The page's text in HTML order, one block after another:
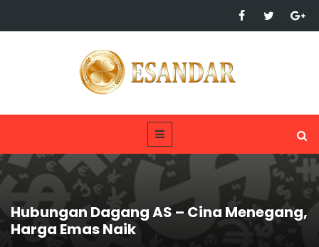
Hubungan Dagang AS – Cina Menegang,
Harga Emas Naik